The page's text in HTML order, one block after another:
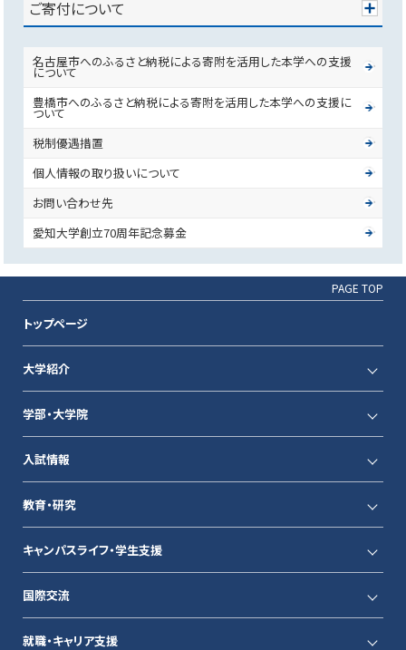
ご寄付について
名古屋市へのふるさと納税による寄附を活用した本学への支援
について
豊橋市へのふるさと納税による寄附を活用した本学への支援に
ついて
税制優遇措置
個人情報の取り扱いについて
お問い合わせ先
愛知大学創立70周年記念募金
PAGE TOP
トップページ
大学紹介
学部・大学院
入試情報
教育・研究
キャンパスライフ・学生支援
国際交流
就職・キャリア支援